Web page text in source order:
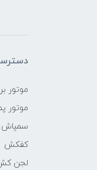
موتور
موتور
سمپاش
کفکش
لجن